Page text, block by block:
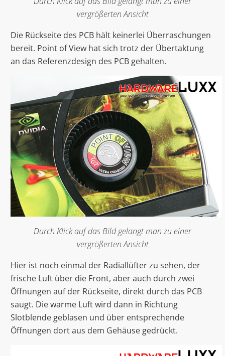
vergrößerten Ansicht
Die Rückseite des PCB hält keinerlei Überraschungen
bereit. Point of View hat sich trotz der Übertaktung
an das Referenzdesign des PCB gehalten.
Durch Klick auf das Bild gelangt man zu einer
vergrößerten Ansicht
Hier ist noch einmal der Radiallüfter zu sehen, der
frische Luft über die Front, aber auch durch zwei
Öffnungen auf der Rückseite, direkt durch das PCB
saugt. Die warme Luft wird dann in Richtung
Slotblende geblasen und über entsprechende
Öffnungen dort aus dem Gehäuse gedrückt.